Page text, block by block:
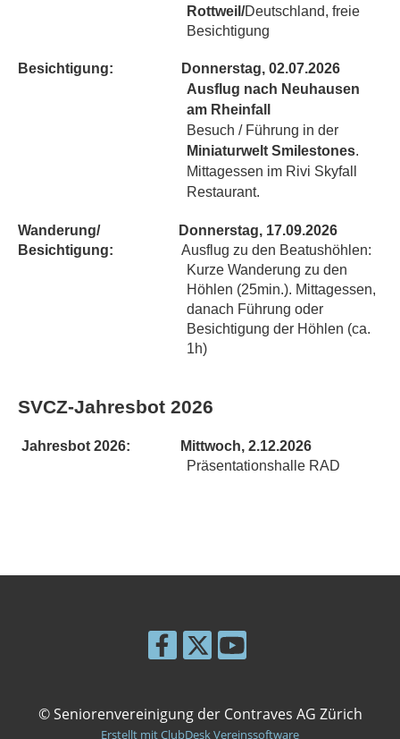
Rottweil/Deutschland, freie
Besichtigung
Besichtigung:
Donnerstag, 02.07.2026
Ausflug nach Neuhausen
am Rheinfall
Besuch / Führung in der
Miniaturwelt Smilestones.
Mittagessen im Rivi Skyfall
Restaurant.
Wanderung/
Donnerstag, 17.09.2026
Besichtigung:
Ausflug zu den Beatushöhlen:
Kurze Wanderung zu den
Höhlen (25min.). Mittagessen,
danach Führung oder
Besichtigung der Höhlen (ca.
1h)
SVCZ-Jahresbot 2026
Jahresbot 2026:
Mittwoch, 2.12.2026
Präsentationshalle RAD
© Seniorenvereinigung der Contraves AG Zürich
Erstellt mit ClubDesk Vereinssoftware